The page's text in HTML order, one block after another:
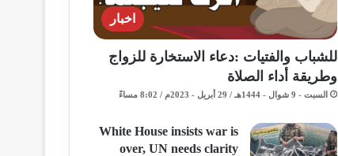
اخبار
للشباب والفتيات :دعاء الاستخارة للزواج
وطريقة أداء الصلاة
السبت - 9 شوال - 1444هـ / 29 أبريل - 2023م / 8:02 مساءً
White House insists war is
over, UN needs clarity